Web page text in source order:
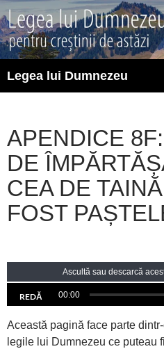
Sari
la
conținut
Legea lui Dumnezeu
APENDICE
DE
CEA DE
FOST
Ascultă sau descarcă
REDĂ 00:00
Această pagină face parte
legile lui Dumnezeu ce puteau